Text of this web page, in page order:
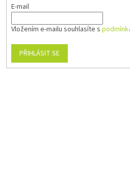
E-mail
Vložením e-mailu souhlasíte s
PŘIHLÁSIT SE